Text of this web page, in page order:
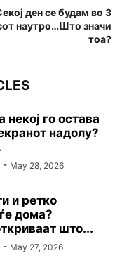
ден се будам во 3
наутро…Што значи
тоа?
некој го остава
надолу?
- May 28, 2026
и ретко
дома?
што...
- May 27, 2026